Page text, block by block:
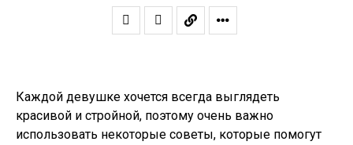
Каждой девушке хочется всегда выглядеть
красивой и стройной, поэтому очень важно
использовать некоторые советы, которые помогут